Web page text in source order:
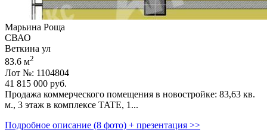
Марьина Роща
СВАО
Веткина ул
83.6 м2
Лот №: 1104804
41 815 000 руб.
Продажа коммерческого помещения в новостройке: 83,­63 кв.
м.,­ 3 этаж в комплексе TATE,­ 1...
Подробное описание (8 фото) + презентация >>